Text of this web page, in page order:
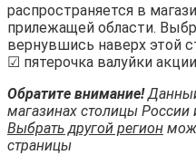
распространяется в
прилежащей области.
вернувшись наверх этой
☑ пятерочка валуйки
Обратите внимание!Данный
магазинах столицы
Выбрать другой регион
страницы